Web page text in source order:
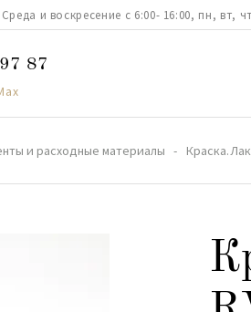
и воскресение с 6:00- 16:00, пн, вт,
87
и расходные материалы Краска.Лак